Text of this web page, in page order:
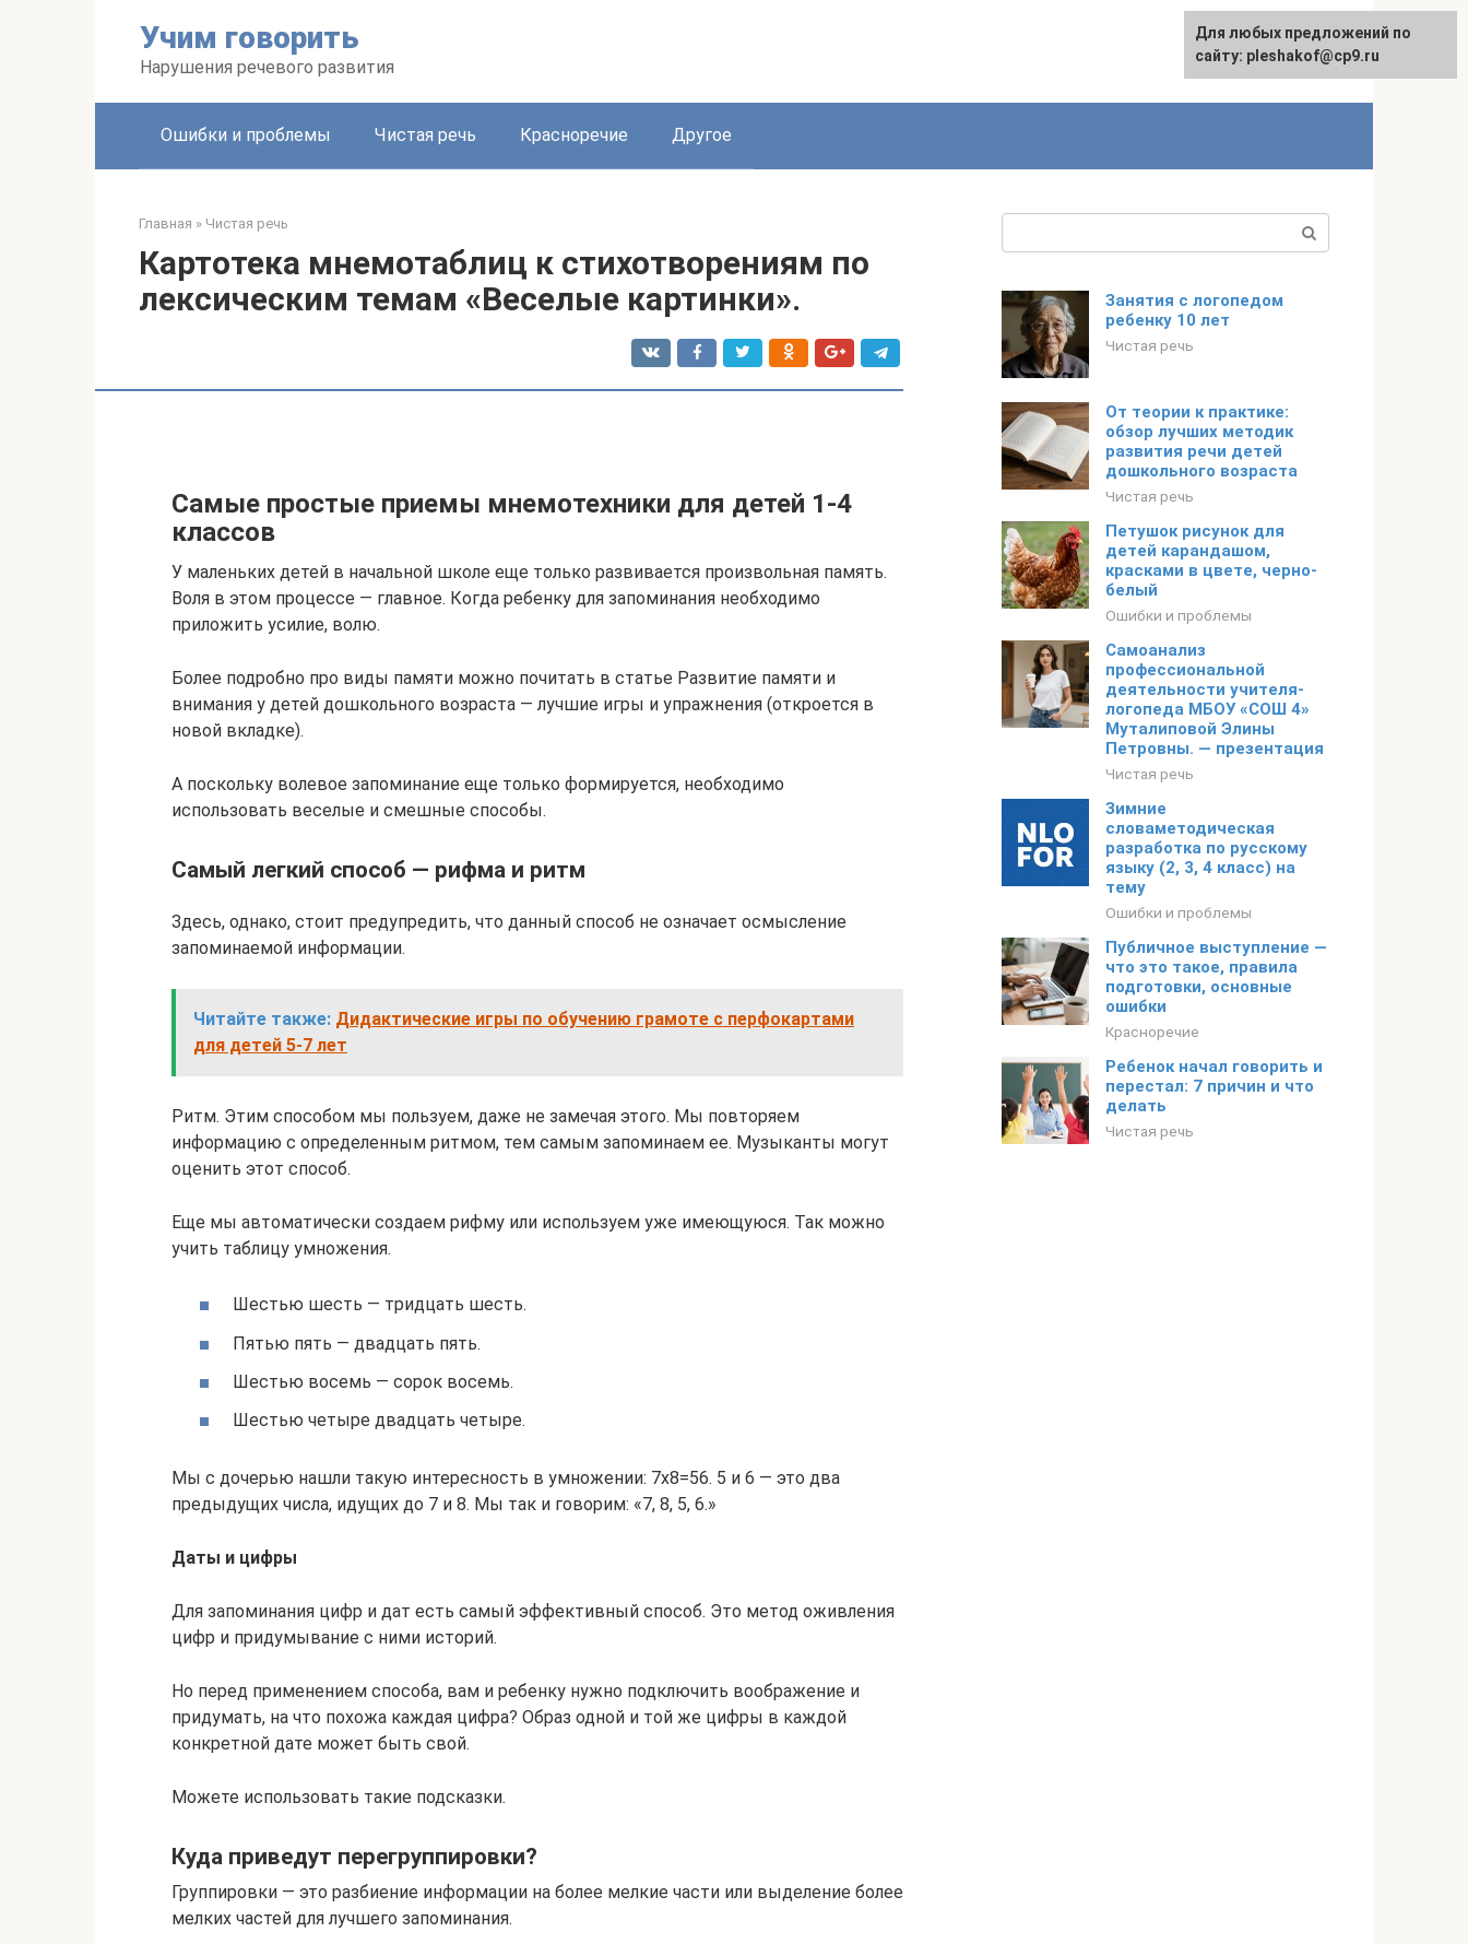
Учим говорить
Нарушения речевого развития
Ошибки и проблемы Чистая речь Красноречие Другое
Главная » Чистая речь
Картотека мнемотаблиц к стихотворениям по
лексическим темам «Веселые картинки».
Самые простые приемы мнемотехники для детей 1-4
классов
У маленьких детей в начальной школе еще только развивается произвольная память.
Воля в этом процессе — главное. Когда ребенку для запоминания необходимо
приложить усилие, волю.
Более подробно про виды памяти можно почитать в статье Развитие памяти и
внимания у детей дошкольного возраста — лучшие игры и упражнения (откроется в
новой вкладке).
А поскольку волевое запоминание еще только формируется, необходимо
использовать веселые и смешные способы.
Самый легкий способ — рифма и ритм
Здесь, однако, стоит предупредить, что данный способ не означает осмысление
запоминаемой информации.
Читайте также: Дидактические игры по обучению грамоте с перфокартами
для детей 5-7 лет
Ритм. Этим способом мы пользуем, даже не замечая этого. Мы повторяем
информацию с определенным ритмом, тем самым запоминаем ее. Музыканты могут
оценить этот способ.
Еще мы автоматически создаем рифму или используем уже имеющуюся. Так можно
учить таблицу умножения.
Шестью шесть — тридцать шесть.
Пятью пять — двадцать пять.
Шестью восемь — сорок восемь.
Шестью четыре двадцать четыре.
Мы с дочерью нашли такую интересность в умножении: 7х8=56. 5 и 6 — это два
предыдущих числа, идущих до 7 и 8. Мы так и говорим: «7, 8, 5, 6.»
Даты и цифры
Для запоминания цифр и дат есть самый эффективный способ. Это метод оживления
цифр и придумывание с ними историй.
Но перед применением способа, вам и ребенку нужно подключить воображение и
придумать, на что похожа каждая цифра? Образ одной и той же цифры в каждой
конкретной дате может быть свой.
Можете использовать такие подсказки.
Куда приведут перегруппировки?
Группировки — это разбиение информации на более мелкие части или выделение более
мелких частей для лучшего запоминания.
Занятия с логопедом
ребенку 10 лет
Чистая речь
От теории к практике:
обзор лучших методик
развития речи детей
дошкольного возраста
Чистая речь
Петушок рисунок для
детей карандашом,
красками в цвете, черно-
белый
Ошибки и проблемы
Самоанализ
профессиональной
деятельности учителя-
логопеда МБОУ «СОШ 4»
Муталиповой Элины
Петровны. — презентация
Чистая речь
Зимние
словаметодическая
разработка по русскому
языку (2, 3, 4 класс) на
тему
Ошибки и проблемы
Публичное выступление —
что это такое, правила
подготовки, основные
ошибки
Красноречие
Ребенок начал говорить и
перестал: 7 причин и что
делать
Чистая речь
Для любых предложений по
сайту: pleshakof@cp9.ru